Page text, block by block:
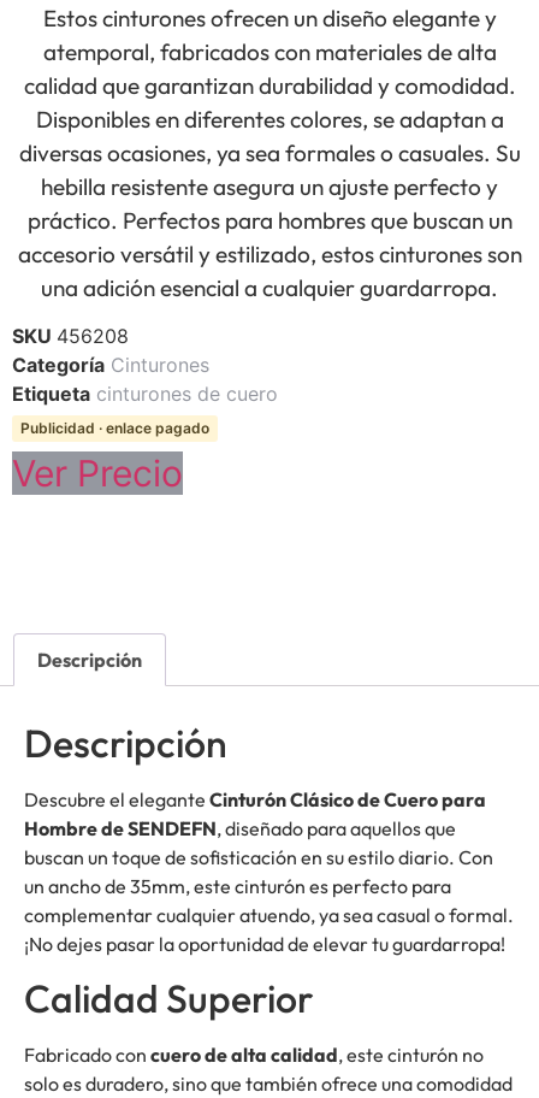
Estos cinturones ofrecen un diseño elegante y
atemporal, fabricados con materiales de alta
calidad que garantizan durabilidad y comodidad.
Disponibles en diferentes colores, se adaptan a
diversas ocasiones, ya sea formales o casuales. Su
hebilla resistente asegura un ajuste perfecto y
práctico. Perfectos para hombres que buscan un
accesorio versátil y estilizado, estos cinturones son
una adición esencial a cualquier guardarropa.
SKU 456208
Categoría Cinturones
Etiqueta cinturones de cuero
Publicidad · enlace pagado
Ver Precio
Descripción
Descripción
Descubre el elegante Cinturón Clásico de Cuero para
Hombre de SENDEFN, diseñado para aquellos que
buscan un toque de sofisticación en su estilo diario. Con
un ancho de 35mm, este cinturón es perfecto para
complementar cualquier atuendo, ya sea casual o formal.
¡No dejes pasar la oportunidad de elevar tu guardarropa!
Calidad Superior
Fabricado con cuero de alta calidad, este cinturón no
solo es duradero, sino que también ofrece una comodidad